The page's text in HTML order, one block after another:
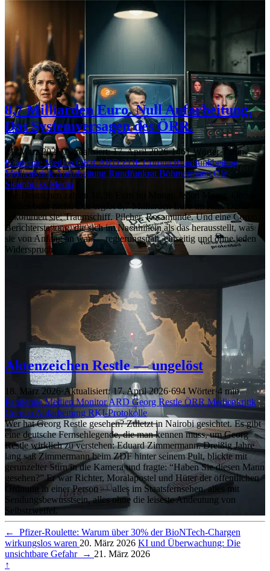
8,7 Milliarden Euro. Null Aufarbeitung.
Das Systemversagen des ÖRR.
21. März 2026·Aktualisiert: 17. April 2026·1461 Wörter·7 min
Pandemie Medien ÖRRARDZDFCoronaRundfunkbeitrag
MedienkritikAufarbeitung Rundfunkrat BöhmermannOle
Skambraks Media
Die Deutschen zahlen 18,36 Euro im Monat. Jeden Monat. Ob sie
wollen oder nicht. Das ergibt 8,7 Milliarden Euro im Jahr. Dafür
bekommen sie: Traumschiff. Pilcher. Rosamunde. Und eine Corona-
Berichterstattung, die sich im Nachhinein als das herausstellt, was
sie von Anfang an war — regierungsnah, einseitig und ohne jeden
Widerspruch.
Aktenzeichen Restle — ungelöst
18. März 2026·Aktualisiert: 17. April 2026·694 Wörter·4 min
PandemieMedienMonitorARDGeorg RestleÖRRMedienkritik
Corona Aufarbeitung RKI-Protokolle
Wer hat Georg Restle gesehen? Zuletzt in Nairobi gesichtet. Es gibt
eine deutsche Fernsehlegende, die man kennen muss, um Georg
Restle wirklich zu verstehen: Eduard Zimmermann. Dreißig Jahre
lang saß Zimmermann beim ZDF hinter seinem Pult, blickte mit
gerunzelter Stirn in die Kamera und fragte: “Haben Sie diesen Mann
gesehen?” Er war Richter, Moralapostel und Hüter der öffentlichen
Ordnung in einer Person — alles im Staatsfernsehen, alles mit
Sendungsbewusstsein, alles ohne die leiseste Andeutung von
Selbstzweifel.
←
Pfizer-Roulette: Warum über 30% der BioNTech-Chargen
wirkungslos waren 20. März 2026 KI und Überwachung: Die
unsichtbare Gefahr → 21. März 2026
↑